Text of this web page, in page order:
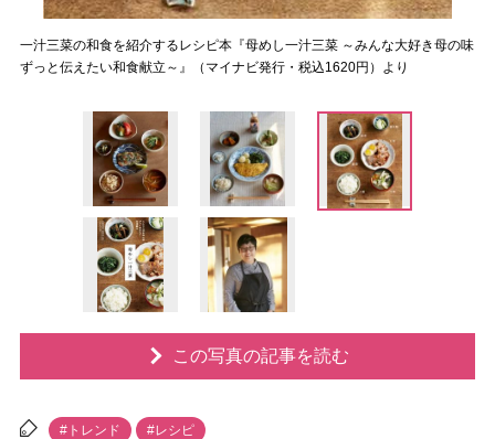
一汁三菜の和食を紹介するレシピ本『母めし一汁三菜 ～みんな大好き母の味
ずっと伝えたい和食献立～』（マイナビ発行・税込1620円）より
この写真の記事を読む
#トレンド #レシピ